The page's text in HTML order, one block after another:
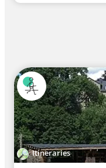
Itineraries